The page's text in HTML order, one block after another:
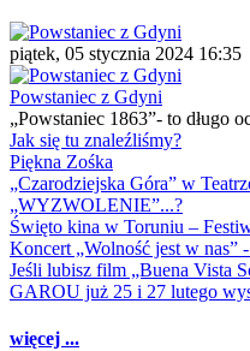
piątek, 05 stycznia 2024 16:35
Powstaniec z Gdyni
„Powstaniec 1863”- to długo
Jak się tu znaleźliśmy?
Piękna Zośka
„Czarodziejska Góra” w
„WYZWOLENIE”...?
Święto kina w Toruniu –
Koncert „Wolność jest w nas”
Jeśli lubisz film „Buena Vista
GAROU już 25 i 27 lutego
więcej ...